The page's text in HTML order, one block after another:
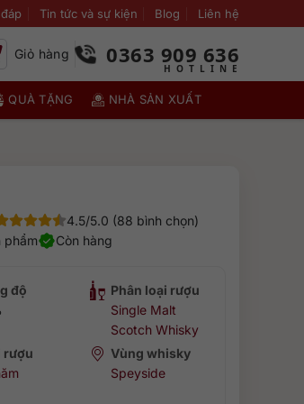
Tin tức và sự kiện Blog Liên hệ
Giỏ hàng 0363 909 636
QUÀ TẶNG NHÀ SẢN XUẤT
4.5/5.0 (88 bình chọn)
phẩm
Còn hàng
độ
Phân loại rượu
Single Malt
Scotch Whisky
rượu
Vùng whisky
Speyside